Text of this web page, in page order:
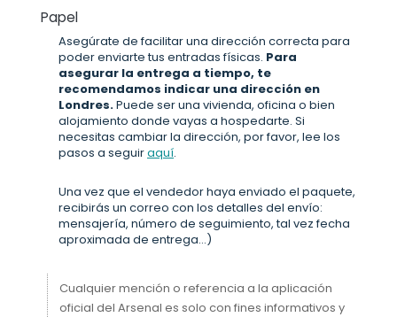
Papel
Asegúrate de facilitar una dirección correcta para
poder enviarte tus entradas físicas. Para
asegurar la entrega a tiempo, te
recomendamos indicar una dirección en
Londres.Puede ser una vivienda, oficina o bien
alojamiento donde vayas a hospedarte. Si
necesitas cambiar la dirección, por favor, lee los
pasos a seguiraquí.
Una vez que el vendedor haya enviado el paquete,
recibirás un correo con los detalles del envío:
mensajería, número de seguimiento, tal vez fecha
aproximada de entrega...)
Cualquier mención o referencia a la aplicación
oficial del Arsenal es solo con fines informativos y